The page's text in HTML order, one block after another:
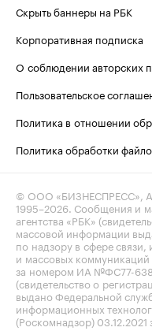
Скрыть баннеры на РБК
Корпоративная подписка
О соблюдении авторских
Пользовательское
Политика в отношении
Политика обработки
© ООО «БИЗНЕСПРЕСС»,
1995–2026 . Сообщения и
агентства «РБК»
массовой информации
по надзору в сфере
и массовых коммуникаций
за номером ИА №ФС77-
(свидетельство о
выдано Федеральной
информационных
(Роскомнадзор)